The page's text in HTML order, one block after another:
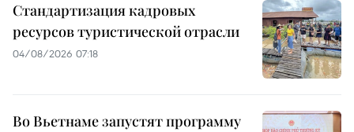
Стандартизация кадровых
ресурсов туристической отрасли
04/08/2026 07:18
Во Вьетнаме запустят программу